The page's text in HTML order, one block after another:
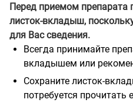
Перед приемом препарата
листок-вкладыш,
для Вас сведения.
Всегда принимайте
вкладышем или
Сохраните листок-
потребуется прочитать